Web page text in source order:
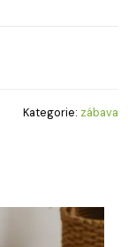
Kategorie: zábava